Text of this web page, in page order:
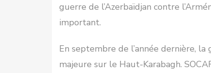
guerre de l’Azerbaïdjan contre
important.
En septembre de l’année dernière,
majeure sur le Haut-Karabagh.